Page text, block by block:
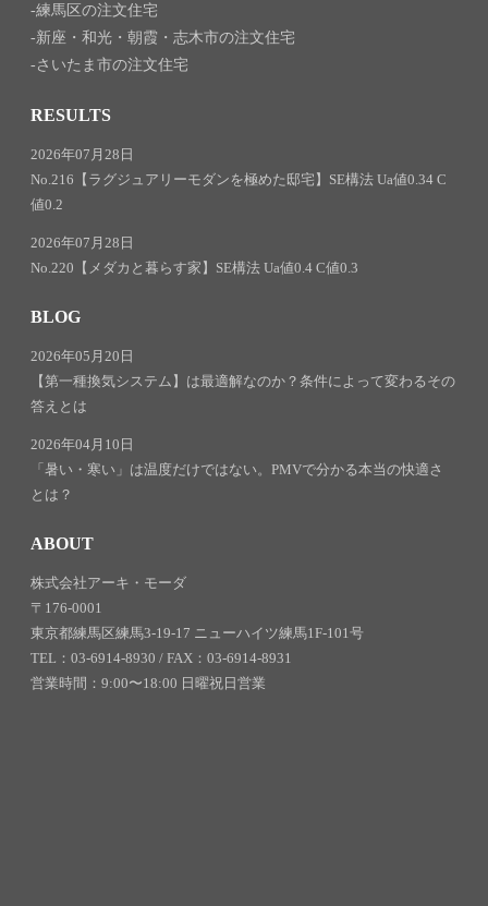
練馬区の注文住宅
新座・和光・朝霞・志木市の注文住宅
さいたま市の注文住宅
RESULTS
2026年07月28日
No.216【ラグジュアリーモダンを極めた邸宅】SE構法 Ua値0.34 C
値0.2
2026年07月28日
No.220【メダカと暮らす家】SE構法 Ua値0.4 C値0.3
BLOG
2026年05月20日
【第一種換気システム】は最適解なのか？条件によって変わるその
答えとは
2026年04月10日
「暑い・寒い」は温度だけではない。PMVで分かる本当の快適さ
とは？
ABOUT
株式会社アーキ・モーダ
〒176-0001
東京都練馬区練馬3-19-17 ニューハイツ練馬1F-101号
TEL：03-6914-8930 / FAX：03-6914-8931
営業時間：9:00〜18:00 日曜祝日営業